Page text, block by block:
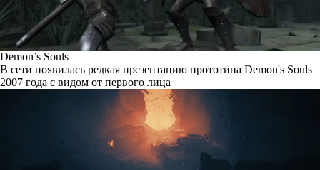
Demon’s Souls
В сети появилась редкая презентацию прототипа Demon's Souls
2007 года с видом от первого лица